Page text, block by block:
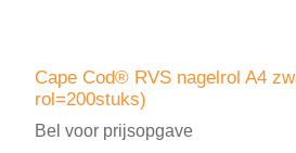
Cape Cod® RVS nagelrol A4
rol=200stuks)
Bel voor prijsopgave